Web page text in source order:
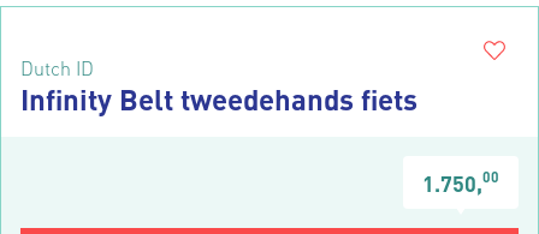
Dutch ID
Infinity Belt tweedehands fiets
1.750,00